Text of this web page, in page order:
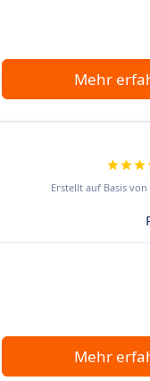
Mehr
Erstellt auf Basis von
Mehr